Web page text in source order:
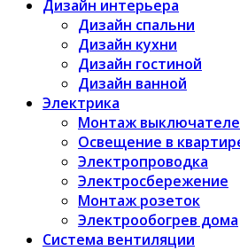
Дизайн интерьера
Дизайн спальни
Дизайн кухни
Дизайн гостиной
Дизайн ванной
Электрика
Монтаж
Освещение в
Электропроводка
Электросбережение
Монтаж розеток
Электрообогрев дома
Система вентиляции